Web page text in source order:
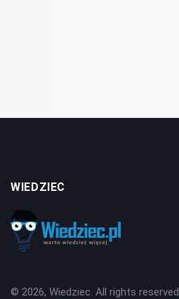
WIEDZIEC
© 2026, Wiedziec. All rights reserved